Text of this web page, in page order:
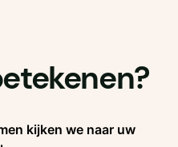
kijken we naar uw